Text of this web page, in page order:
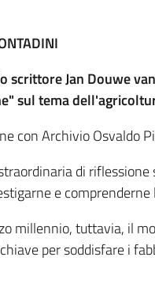
scrittore Jan Douwe
sul tema
con Archivio Osvaldo
di
e
millennio, tuttavia, il
per soddisfare i